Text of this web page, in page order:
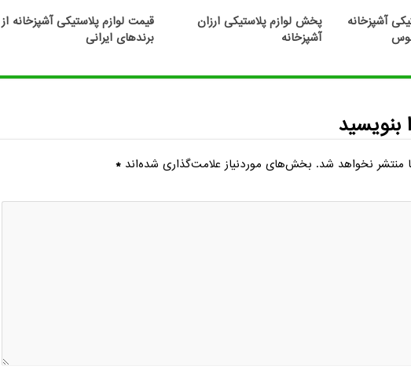
آشپزخانه
پخش لوازم پلاستیکی ارزان
آشپزخانه
قیمت لوازم پلاستیکی آشپزخانه از
برندهای ایرانی
بنویسید
منتشر نخواهد شد. بخش‌های موردنیاز علامت‌گذاری شده‌اند*